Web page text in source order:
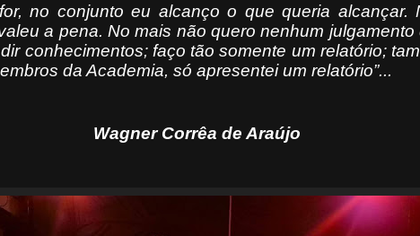
no conjunto eu alcanço o que queria
a pena. No mais não quero nenhum
conhecimentos; faço tão somente um relatório;
da Academia, só apresentei um relatório”...
Wagner Corrêa de Araújo